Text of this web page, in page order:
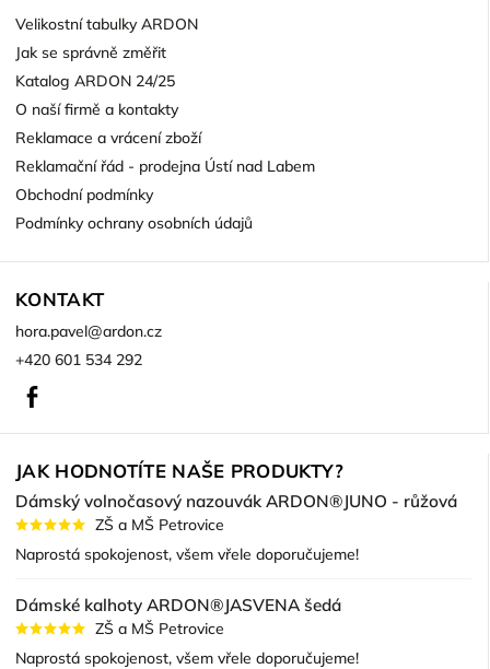
Velikostní tabulky ARDON
Jak se správně změřit
Katalog ARDON 24/25
O naší firmě a kontakty
Reklamace a vrácení zboží
Reklamační řád - prodejna Ústí nad Labem
Obchodní podmínky
Podmínky ochrany osobních údajů
KONTAKT
hora.pavel@ardon.cz
+420 601 534 292
JAK HODNOTÍTE NAŠE PRODUKTY?
Dámský volnočasový nazouvák ARDON®JUNO - růžová
ZŠ a MŠ Petrovice
Naprostá spokojenost, všem vřele doporučujeme!
Dámské kalhoty ARDON®JASVENA šedá
ZŠ a MŠ Petrovice
Naprostá spokojenost, všem vřele doporučujeme!